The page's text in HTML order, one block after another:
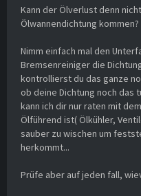
Kann der Ölverlust denn
Ölwannendichtung kommen?
Nimm einfach mal den
Bremsenreiniger die
kontrollierst du das ganze
ob deine Dichtung noch das
kann ich dir nur raten mit
Ölführend ist( Ölkühler,
sauber zu wischen um
herkommt...
Prüfe aber auf jeden fall,